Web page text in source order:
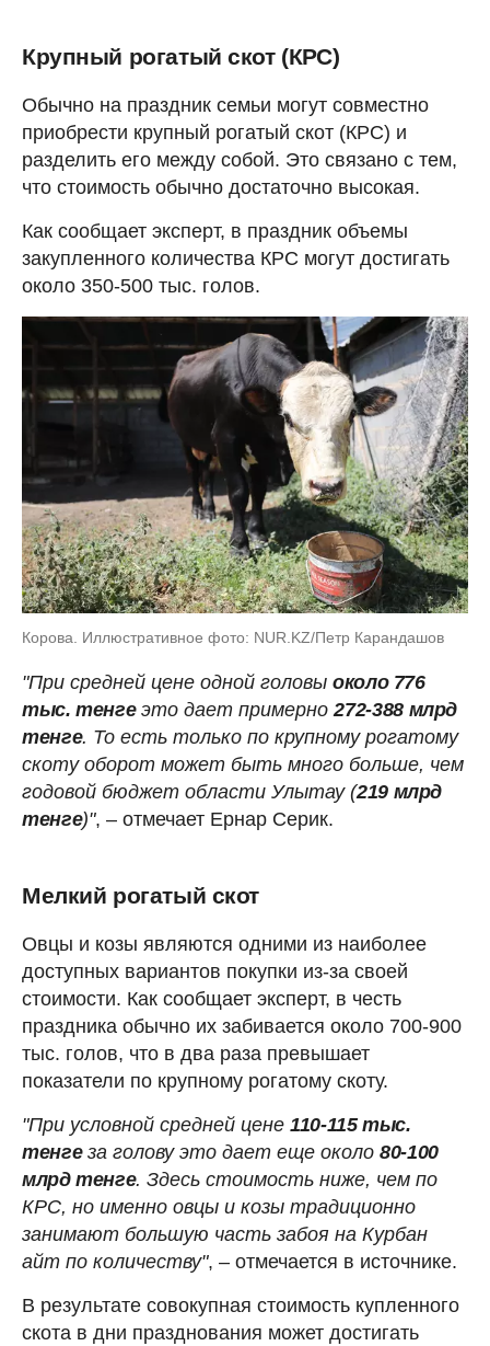
Крупный рогатый скот (КРС)
Обычно на праздник семьи могут совместно
приобрести крупный рогатый скот (КРС) и
разделить его между собой. Это связано с тем,
что стоимость обычно достаточно высокая.
Как сообщает эксперт, в праздник объемы
закупленного количества КРС могут достигать
около 350-500 тыс. голов.
Корова. Иллюстративное фото: NUR.KZ/Петр Карандашов
"При средней цене одной головы около 776
тыс. тенгеэто дает примерно272-388 млрд
тенге. То есть только по крупному рогатому
скоту оборот может быть много больше, чем
годовой бюджет области Улытау (219 млрд
тенге)", – отмечает Ернар Серик.
Мелкий рогатый скот
Овцы и козы являются одними из наиболее
доступных вариантов покупки из-за своей
стоимости. Как сообщает эксперт, в честь
праздника обычно их забивается около 700-900
тыс. голов, что в два раза превышает
показатели по крупному рогатому скоту.
"При условной средней цене 110-115 тыс.
тенгеза голову это дает еще около80-100
млрд тенге. Здесь стоимость ниже, чем по
КРС, но именно овцы и козы традиционно
занимают большую часть забоя на Курбан
айт по количеству", – отмечается в источнике.
В результате совокупная стоимость купленного
скота в дни празднования может достигать